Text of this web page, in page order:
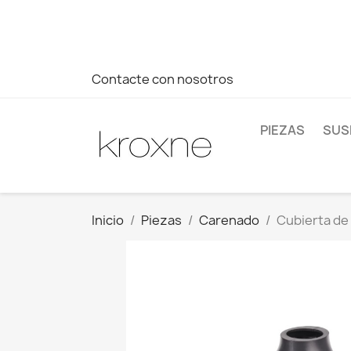
Contacte con nosotros
PIEZAS
Inicio Piezas Carenado Cubierta